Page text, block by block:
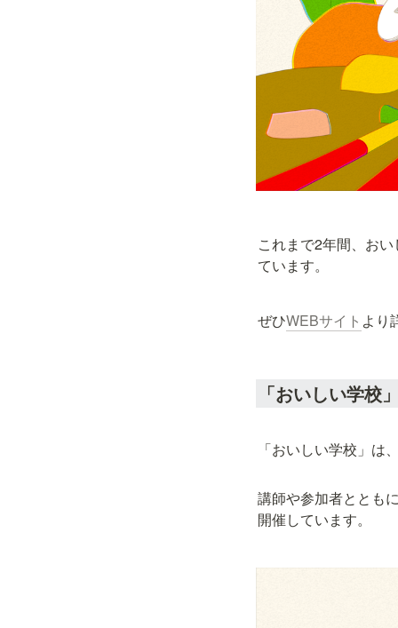
これまで2年間、お
ています。
ぜひWEBサイト より
「おいしい学校
「おいしい学校」
講師や参加者ととも
開催しています。